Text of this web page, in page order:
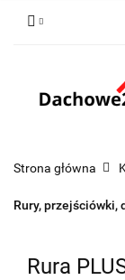
Strona główna
Rury, przejściówki,
Rura